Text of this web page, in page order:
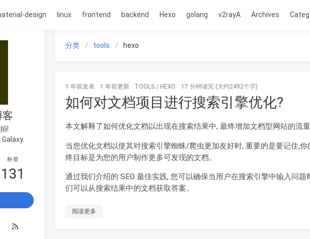
design linux frontend backend Hexo golang v2rayA Archives
分类 tools hexo
1 年前发表 1 年前更新 TOOLS / HEXO 17 分钟读完 (大约2492个字)
如何对文档项目进行搜索引擎优化?
本文解释了如何优化文档以出现在搜索结果中, 最终增加文档型网站的流量
当您优化文档以使其对搜索引擎蜘蛛/爬虫更加友好时, 重要的是要记住,你
终目标是为您的用户制作更多可发现的文档。
通过我们介绍的 SEO 最佳实践, 您可以确保当用户在搜索引擎中输入问题
们可以从搜索结果中的文档获取答案。
阅读更多
!
标签
131